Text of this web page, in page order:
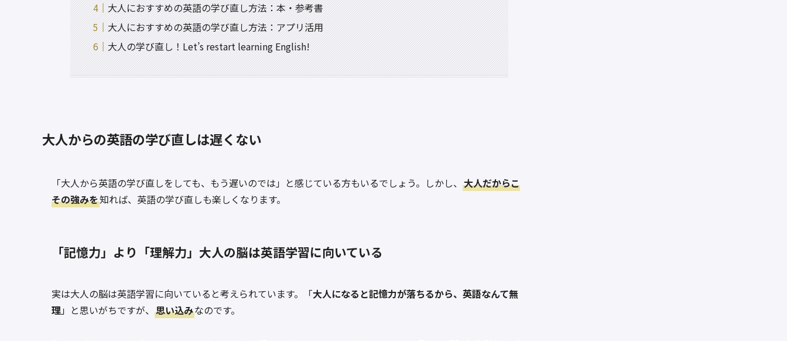
大人におすすめの英語の学び直し方法：本・参考書
大人におすすめの英語の学び直し方法：アプリ活用
大人の学び直し！Let’s restart learning English!
大人からの英語の学び直しは遅くない
「大人から英語の学び直しをしても、もう遅いのでは」と感じている方もいるでしょう。しかし、 大人だからこ
その強みを知れば、英語の学び直しも楽しくなります。
「記憶力」より「理解力」大人の脳は英語学習に向いている
実は大人の脳は英語学習に向いていると考えられています。「大人になると記憶力が落ちるから、英語なんて無
理」と思いがちですが、 思い込みなのです。